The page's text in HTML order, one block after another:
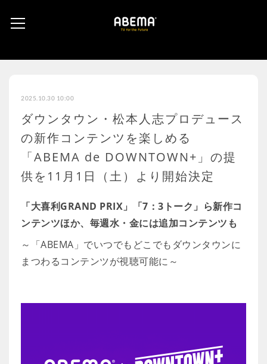
2025.10.30 10:00
ダウンタウン・松本人志プロデュース
の新作コンテンツを楽しめる
「ABEMA de DOWNTOWN+」の提
供を11月1日（土）より開始決定
「大喜利GRAND PRIX」「7：3トーク」ら新作コ
ンテンツほか、毎週水・金には追加コンテンツも
～「ABEMA」でいつでもどこでもダウンタウンに
まつわるコンテンツが視聴可能に～